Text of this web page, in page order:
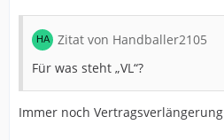
Zitat von Handballer2105
Für was steht „VL“?
Immer noch Vertragsverlängerung